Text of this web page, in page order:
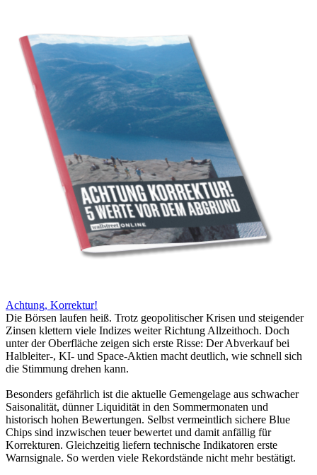
Achtung, Korrektur!
Die Börsen laufen heiß. Trotz geopolitischer Krisen und steigender
Zinsen klettern viele Indizes weiter Richtung Allzeithoch. Doch
unter der Oberfläche zeigen sich erste Risse: Der Abverkauf bei
Halbleiter-, KI- und Space-Aktien macht deutlich, wie schnell sich
die Stimmung drehen kann.
Besonders gefährlich ist die aktuelle Gemengelage aus schwacher
Saisonalität, dünner Liquidität in den Sommermonaten und
historisch hohen Bewertungen. Selbst vermeintlich sichere Blue
Chips sind inzwischen teuer bewertet und damit anfällig für
Korrekturen. Gleichzeitig liefern technische Indikatoren erste
Warnsignale. So werden viele Rekordstände nicht mehr bestätigt.